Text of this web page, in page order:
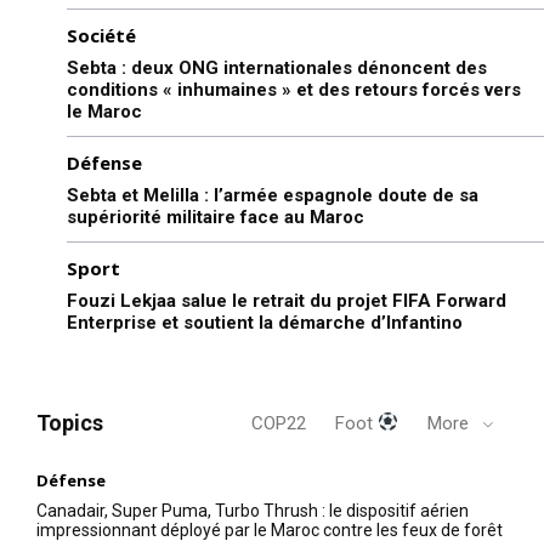
Société
Sebta : deux ONG internationales dénoncent des
conditions « inhumaines » et des retours forcés vers
le Maroc
Défense
Sebta et Melilla : l’armée espagnole doute de sa
supériorité militaire face au Maroc
Sport
Fouzi Lekjaa salue le retrait du projet FIFA Forward
Enterprise et soutient la démarche d’Infantino
Topics COP22 Foot More
Défense
Canadair, Super Puma, Turbo Thrush : le dispositif aérien
impressionnant déployé par le Maroc contre les feux de forêt